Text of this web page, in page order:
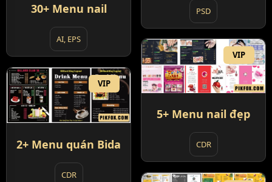
30+ Menu nail
AI, EPS
PSD
VIP
5+ Menu nail đẹp
CDR
VIP
2+ Menu quán Bida
CDR